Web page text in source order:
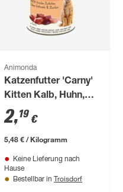
Animonda
Katzenfutter 'Carny'
Kitten Kalb, Huhn,
Pute 400 g
2,19 €
5,48 € / Kilogramm
Keine Lieferung nach
Hause
Bestellbar in Troisdorf